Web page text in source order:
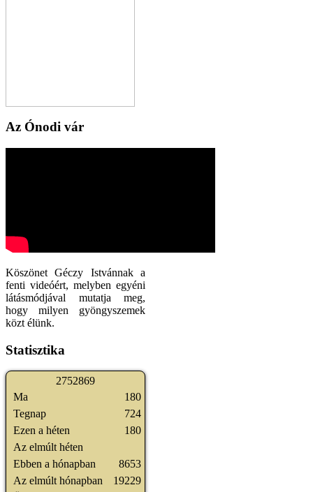
Az Ónodi vár
Köszönet Géczy Istvánnak a
fenti videóért, melyben egyéni
látásmódjával mutatja meg,
hogy milyen gyöngyszemek
közt élünk.
Statisztika
2752869
Ma
Tegnap
Ezen a héten
Az elmúlt héten
Ebben a hónapban
Az elmúlt hónapban
180
724
180
8653
19229